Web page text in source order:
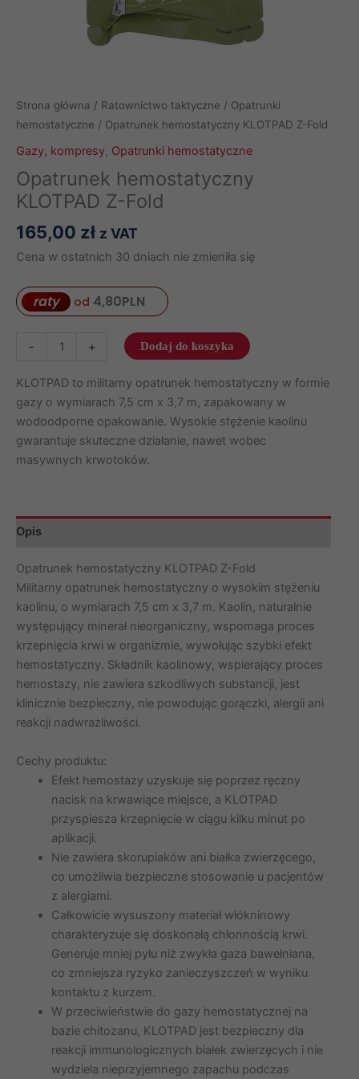
Strona główna / Ratownictwo taktyczne / Opatrunki
hemostatyczne / Opatrunek hemostatyczny KLOTPAD Z-Fold
Gazy, kompresy, Opatrunki hemostatyczne
Opatrunek hemostatyczny
KLOTPAD Z-Fold
165,00 zł z VAT
Cena w ostatnich 30 dniach nie zmieniła się
raty od 4,80PLN
-
hemostatyczny
KLOTPAD
Z-
Fold
+ Dodaj do koszyka
KLOTPAD to militarny opatrunek hemostatyczny w formie
gazy o wymiarach 7,5 cm x 3,7 m, zapakowany w
wodoodporne opakowanie. Wysokie stężenie kaolinu
gwarantuje skuteczne działanie, nawet wobec
masywnych krwotoków.
Opis
Opatrunek hemostatyczny KLOTPAD Z-Fold
Militarny opatrunek hemostatyczny o wysokim stężeniu
kaolinu, o wymiarach 7,5 cm x 3,7 m. Kaolin, naturalnie
występujący minerał nieorganiczny, wspomaga proces
krzepnięcia krwi w organizmie, wywołując szybki efekt
hemostatyczny. Składnik kaolinowy, wspierający proces
hemostazy, nie zawiera szkodliwych substancji, jest
klinicznie bezpieczny, nie powodując gorączki, alergii ani
reakcji nadwrażliwości.
Cechy produktu:
Efekt hemostazy uzyskuje się poprzez ręczny
nacisk na krwawiące miejsce, a KLOTPAD
przyspiesza krzepnięcie w ciągu kilku minut po
aplikacji.
Nie zawiera skorupiaków ani białka zwierzęcego,
co umożliwia bezpieczne stosowanie u pacjentów
z alergiami.
Całkowicie wysuszony materiał włókninowy
charakteryzuje się doskonałą chłonnością krwi.
Generuje mniej pyłu niż zwykła gaza bawełniana,
co zmniejsza ryzyko zanieczyszczeń w wyniku
kontaktu z kurzem.
W przeciwieństwie do gazy hemostatycznej na
bazie chitozanu, KLOTPAD jest bezpieczny dla
reakcji immunologicznych białek zwierzęcych i nie
wydziela nieprzyjemnego zapachu podczas